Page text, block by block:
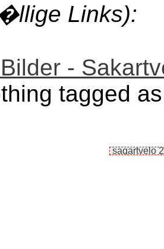
Links):
-
tagged